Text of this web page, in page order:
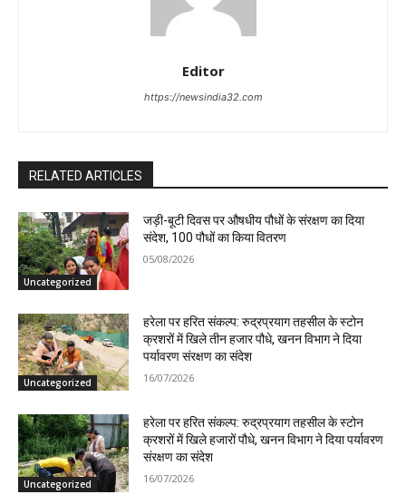
Editor
https://newsindia32.com
RELATED ARTICLES
Uncategorized
जड़ी-बूटी दिवस पर औषधीय पौधों के संरक्षण का दिया
संदेश, 100 पौधों का किया वितरण
05/08/2026
Uncategorized
हरेला पर हरित संकल्प: रुद्रप्रयाग तहसील के स्टोन
क्रशरों में खिले तीन हजार पौधे, खनन विभाग ने दिया
पर्यावरण संरक्षण का संदेश
16/07/2026
Uncategorized
हरेला पर हरित संकल्प: रुद्रप्रयाग तहसील के स्टोन
क्रशरों में खिले हजारों पौधे, खनन विभाग ने दिया पर्यावरण
संरक्षण का संदेश
16/07/2026